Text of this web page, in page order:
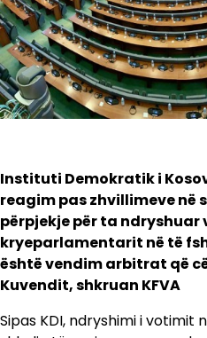
Instituti Demokratik i
reagim pas zhvillimeve në
përpjekje për ta ndryshuar
kryeparlamentarit në të
është vendim arbitrat që
Kuvendit, shkruan KFVA
Sipas KDI, ndryshimi i